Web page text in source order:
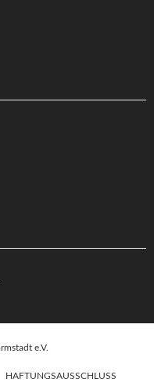
e.V.
HAFTUNGSAUSSCHLUSS